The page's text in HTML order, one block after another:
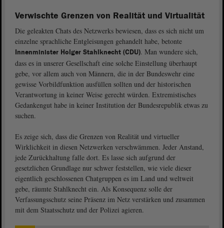
Verwischte Grenzen von Realität und Virtualität
Die geleakten Chats des Netzwerks bewiesen, dass es sich nicht um
einzelne sprachliche Entgleisungen gehandelt habe, betonte
Innenminister Holger Stahlknecht (CDU). Man wundere sich,
dass es in unserer Gesellschaft eine solche Einstellung überhaupt
gebe, vor allem auch von Männern, die in der Bundeswehr eine
gewisse Vorbildfunktion ausfüllen sollten und der historischen
Verantwortung in keiner Weise gerecht würden. Extremistisches
Gedankengut habe in keiner Institution der Bundesrepublik etwas zu
suchen.
Es zeige sich, dass die Grenzen von Realität und virtueller
Wirklichkeit in diesen Netzwerken verschwämmen. Jeder Anstand,
jede Zurückhaltung falle dort. Es lasse sich aufgrund der
gesetzlichen Grundlage nur schwer feststellen, wie viele dieser
eigentlich geschlossenen Chatgruppen es im Land und weltweit
gebe, räumte Stahlknecht ein. Als Konsequenz solle der
Verfassungsschutz seine Präsenz im Netz verstärken und zusammen
mit dem Staatsschutz und der Polizei agieren.